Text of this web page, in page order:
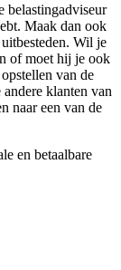
belastingadviseur
Maak dan ook
Wil je
of moet hij je ook
van de
klanten van
naar een van de
en betaalbare